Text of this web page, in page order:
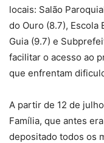
locais: Salão
do Ouro (8.7), Escola
Guia (9.7) e
facilitar o acesso ao
que enfrentam
A partir de 12 de
Família, que antes
depositado todos os